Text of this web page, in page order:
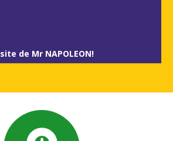
de Mr NAPOLEON!